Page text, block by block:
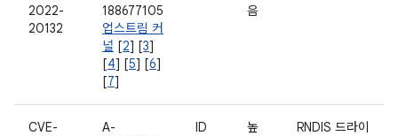
2022-
20132
188677105
업스트림 커
널 [2] [3]
[4] [5] [6]
[7]
음
CVE-
A-
ID
높
RNDIS 드라이